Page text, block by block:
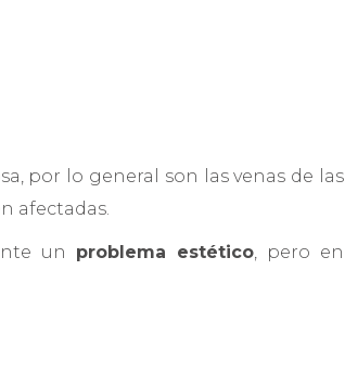
por lo general son las venas de las
afectadas.
un problema estético, pero en